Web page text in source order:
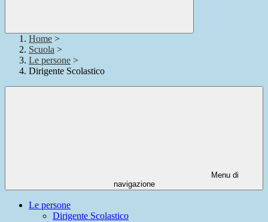
Home >
Scuola >
Le persone >
Dirigente Scolastico
Menu di
navigazione
Le persone
Dirigente Scolastico